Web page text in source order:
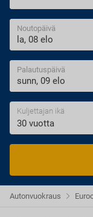
Noutopäivä
Palautuspäivä
Kuljettajan ikä
30 vuotta
Autonvuokraus